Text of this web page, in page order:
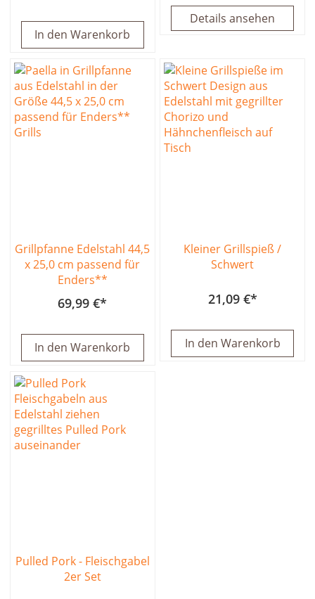
In den Warenkorb
Details ansehen
Grillpfanne Edelstahl 44,5
x 25,0 cm passend für
Enders**
69,99 €
In den Warenkorb
Kleiner Grillspieß /
Schwert
21,09 €
In den Warenkorb
Pulled Pork - Fleischgabel
2er Set